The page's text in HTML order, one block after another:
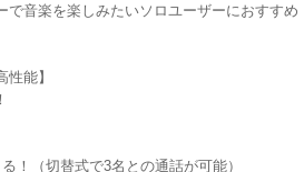
で音楽を楽しみたいソロユーザーにおすすめ
性能】
！（切替式で3名との通話が可能）